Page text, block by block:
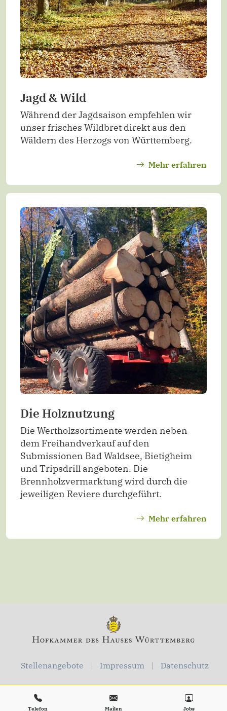
Telefon Mailen Jobs
Jagd & Wild
Während der Jagdsaison empfehlen wir
unser frisches Wildbret direkt aus den
Wäldern des Herzogs von Württemberg.
Mehr erfahren
Die Holznutzung
Die Wertholzsortimente werden neben
dem Freihandverkauf auf den
Submissionen Bad Waldsee, Bietigheim
und Tripsdrill angeboten. Die
Brennholzvermarktung wird durch die
jeweiligen Reviere durchgeführt.
Mehr erfahren
Stellenangebote Impressum Datenschutz